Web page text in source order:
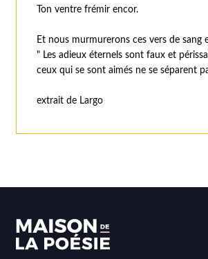
Ton ventre frémir encor.
Et nous murmurerons ces vers de sang
" Les adieux éternels sont faux et
ceux qui se sont aimés ne se séparent
extrait de Largo